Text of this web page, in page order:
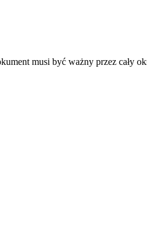
musi być ważny przez cały